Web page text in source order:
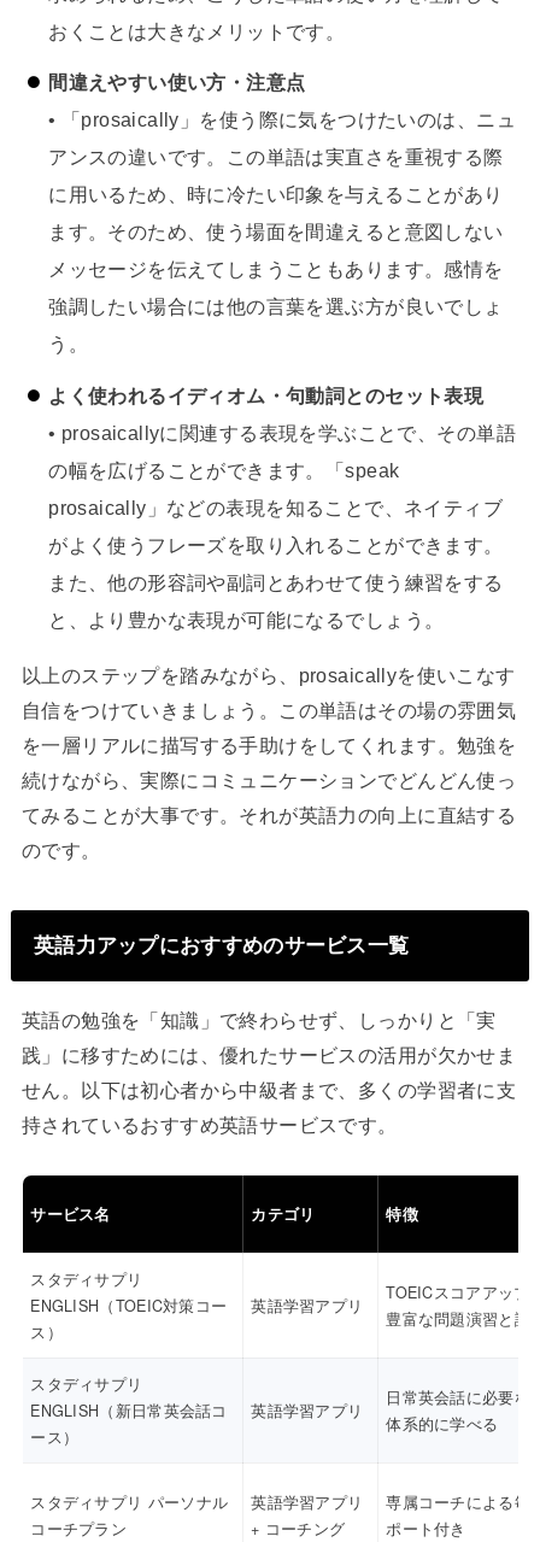
おくことは大きなメリットです。
間違えやすい使い方・注意点
• 「prosaically」を使う際に気をつけたいのは、ニュ
アンスの違いです。この単語は実直さを重視する際
に用いるため、時に冷たい印象を与えることがあり
ます。そのため、使う場面を間違えると意図しない
メッセージを伝えてしまうこともあります。感情を
強調したい場合には他の言葉を選ぶ方が良いでしょ
う。
よく使われるイディオム・句動詞とのセット表現
• prosaicallyに関連する表現を学ぶことで、その単語
の幅を広げることができます。「speak
prosaically」などの表現を知ることで、ネイティブ
がよく使うフレーズを取り入れることができます。
また、他の形容詞や副詞とあわせて使う練習をする
と、より豊かな表現が可能になるでしょう。
以上のステップを踏みながら、prosaicallyを使いこなす
自信をつけていきましょう。この単語はその場の雰囲気
を一層リアルに描写する手助けをしてくれます。勉強を
続けながら、実際にコミュニケーションでどんどん使っ
てみることが大事です。それが英語力の向上に直結する
のです。
英語力アップにおすすめのサービス一覧
英語の勉強を「知識」で終わらせず、しっかりと「実
践」に移すためには、優れたサービスの活用が欠かせま
せん。以下は初心者から中級者まで、多くの学習者に支
持されているおすすめ英語サービスです。
サービス名 カテゴリ 特徴
スタディサプリ
ENGLISH（TOEIC対策コー
ス）
英語学習アプリ
TOEICスコアアップ
豊富な問題演習と講
スタディサプリ
ENGLISH（新日常英会話コ
ース）
英語学習アプリ
日常英会話に必要な
体系的に学べる
スタディサプリ パーソナル
コーチプラン
英語学習アプリ
+ コーチング
専属コーチによる毎
ポート付き